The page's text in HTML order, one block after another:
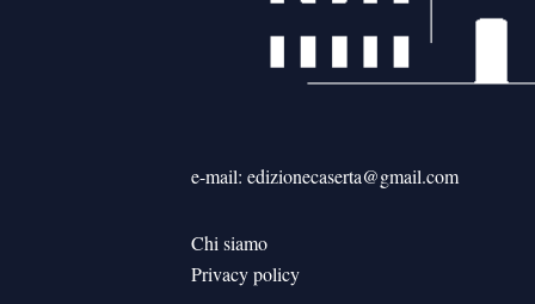
e-mail: edizionecaserta@gmail.com
Chi siamo
Privacy policy